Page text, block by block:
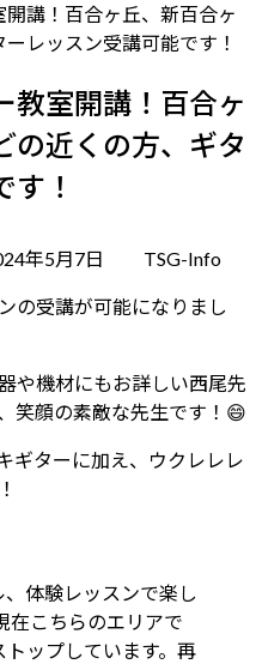
講！百合ヶ丘、新百合ヶ
レッスン受講可能です！
教室開講！百合ヶ
の近くの方、ギタ
！
年5月7日 TSG-Info
の受講が可能になりまし
や機材にもお詳しい西尾先
笑顔の素敵な先生です！😄
ギターに加え、ウクレレレ
体験レッスンで楽し
在こちらのエリアで
ップしています。再